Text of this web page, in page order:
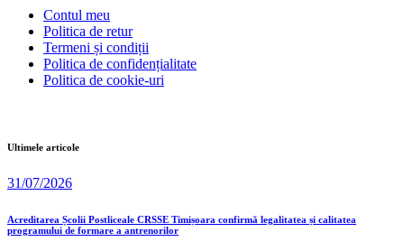
Contul meu
Politica de retur
Termeni și condiții
Politica de confidențialitate
Politica de cookie-uri
Ultimele articole
31/07/2026
Acreditarea Școlii Postliceale CRSSE Timișoara confirmă legalitatea și calitatea
programului de formare a antrenorilor